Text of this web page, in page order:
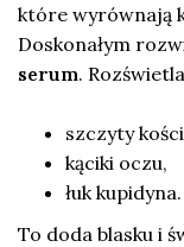
które wyrównają
Doskonałym
serum.
szczyty
kąciki oczu,
łuk kupidyna.
To doda blasku i